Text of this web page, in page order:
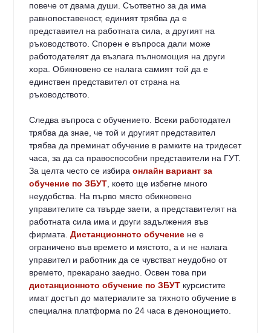
повече от двама души. Съответно за да има
равнопоставеност, единият трябва да е
представител на работната сила, а другият на
ръководството. Спорен е въпроса дали може
работодателят да възлага пълномощия на други
хора. Обикновено се налага самият той да е
единствен представител от страна на
ръководството.
Следва въпроса с обучението. Всеки работодател
трябва да знае, че той и другият представител
трябва да преминат обучение в рамките на тридесет
часа, за да са правоспособни представители на ГУТ.
За целта често се избираонлайн вариант за
обучение по ЗБУТ , което ще избегне много
неудобства. На първо място обикновено
управителите са твърде заети, а представителят на
работната сила има и други задължения във
фирмата. Дистанционното обучение не е
ограничено във времето и мястото, а и не налага
управител и работник да се чувстват неудобно от
времето, прекарано заедно. Освен това при
дистанционното обучение по ЗБУТ курсистите
имат достъп до материалите за тяхното обучение в
специална платформа по 24 часа в денонощието.